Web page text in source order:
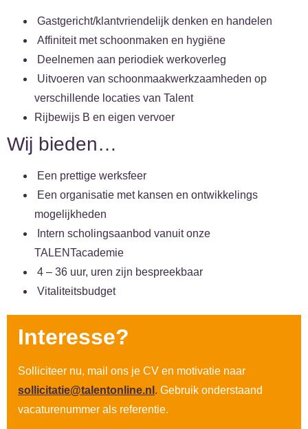
Gastgericht/klantvriendelijk denken en handelen
Affiniteit met schoonmaken en hygiëne
Deelnemen aan periodiek werkoverleg
Uitvoeren van schoonmaakwerkzaamheden op
verschillende locaties van Talent
Rijbewijs B en eigen vervoer
Wij bieden…
Een prettige werksfeer
Een organisatie met kansen en ontwikkelings
mogelijkheden
Intern scholingsaanbod vanuit onze
TALENTacademie
4 – 36 uur, uren zijn bespreekbaar
Vitaliteitsbudget
Interesse?
Solliciteer nu, mail ons je CV en motivatie naar
sollicitatie@talentonline.nl . Gebruik onderstaand
vacaturenummer als referentie.